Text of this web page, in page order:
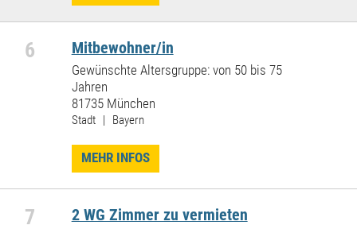
6 Mitbewohner/in
Gewünschte Altersgruppe: von 50 bis 75
Jahren
81735 München
Stadt | Bayern
MEHR INFOS
7 2 WG Zimmer zu vermieten